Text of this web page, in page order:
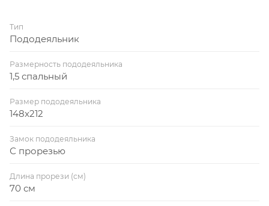
Тип
Пододеяльник
Размерность пододеяльника
1,5 спальный
Размер пододеяльника
148x212
Замок пододеяльника
С прорезью
Длина прорези (см)
70 см